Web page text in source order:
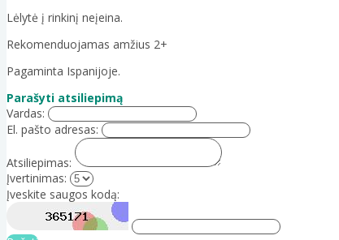
Lėlytė į rinkinį neįeina.
Rekomenduojamas amžius 2+
Pagaminta Ispanijoje.
Parašyti atsiliepimą
Vardas:
El. pašto adresas:
Atsiliepimas:
Įvertinimas:
Įveskite saugos kodą: